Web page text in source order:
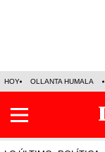
HOY OLLANTA HUMALA